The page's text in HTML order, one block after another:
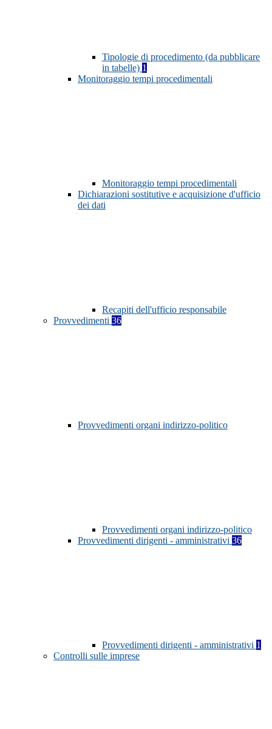
Tipologie di procedimento (da pubblicare
in tabelle) 1
Monitoraggio tempi procedimentali
Monitoraggio tempi procedimentali
Dichiarazioni sostitutive e acquisizione d'ufficio
dei dati
Recapiti dell'ufficio responsabile
Provvedimenti 36
Provvedimenti organi indirizzo-politico
Provvedimenti organi indirizzo-politico
Provvedimenti dirigenti - amministrativi 36
Provvedimenti dirigenti - amministrativi 1
Controlli sulle imprese